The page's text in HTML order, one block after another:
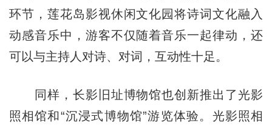
环节，莲花岛影视休闲文化园将诗词文化融入
动感音乐中，游客不仅随着音乐一起律动，还
可以与主持人对诗、对词，互动性十足。
同样，长影旧址博物馆也创新推出了光影
照相馆和“沉浸式博物馆”游览体验。光影照相